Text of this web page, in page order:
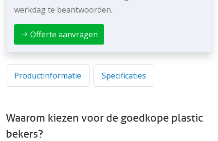
werkdag te beantwoorden.
Offerte aanvragen
Productinformatie Specificaties
Waarom kiezen voor de goedkope plastic
bekers?